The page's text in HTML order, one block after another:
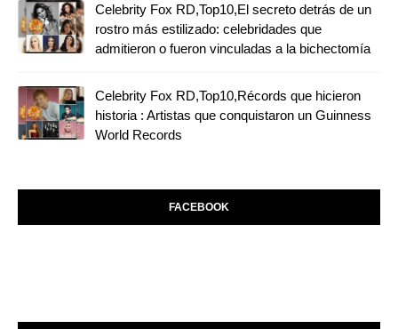
Celebrity Fox RD,Top10,El secreto detrás de un
rostro más estilizado: celebridades que
admitieron o fueron vinculadas a la bichectomía
Celebrity Fox RD,Top10,Récords que hicieron
historia : Artistas que conquistaron un Guinness
World Records
FACEBOOK